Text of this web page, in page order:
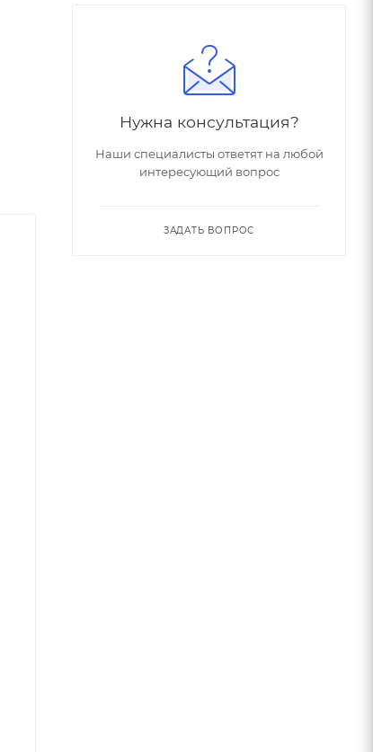
Нужна консультация?
Наши специалисты ответят на любой
интересующий вопрос
ЗАДАТЬ ВОПРОС